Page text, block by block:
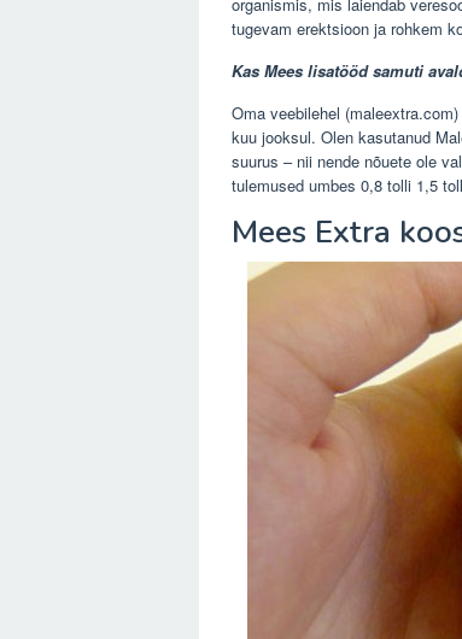
tugevam erektsioon ja rohkem
Kas Mees lisatööd samuti
Oma veebilehel
kuu jooksul. Olen kasutanud
suurus – nii nende nõuete ole
tulemused umbes 0,8 tolli 1,5
Mees Extra